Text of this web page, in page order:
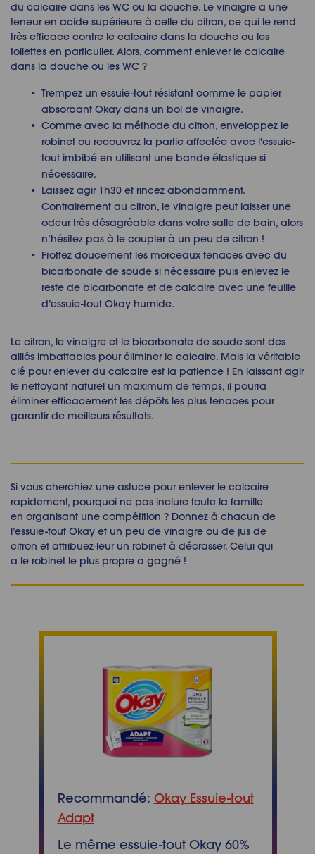
Recommandé: Okay Essuie-tout
Adapt
Le même essuie-tout Okay 60%
du calcaire dans les WC ou la douche. Le vinaigre a une
teneur en acide supérieure à celle du citron, ce qui le rend
très efficace contre le calcaire dans la douche ou les
toilettes en particulier. Alors, comment enlever le calcaire
dans la douche ou les WC ?
Trempez un essuie-tout résistant comme le papier
absorbant Okay dans un bol de vinaigre.
Comme avec la méthode du citron, enveloppez le
robinet ou recouvrez la partie affectée avec l'essuie-
tout imbibé en utilisant une bande élastique si
nécessaire.
Laissez agir 1h30 et rincez abondamment.
Contrairement au citron, le vinaigre peut laisser une
odeur très désagréable dans votre salle de bain, alors
n’hésitez pas à le coupler à un peu de citron !
Frottez doucement les morceaux tenaces avec du
bicarbonate de soude si nécessaire puis enlevez le
reste de bicarbonate et de calcaire avec une feuille
d’essuie-tout Okay humide.
Le citron, le vinaigre et le bicarbonate de soude sont des
alliés imbattables pour éliminer le calcaire. Mais la véritable
clé pour enlever du calcaire est la patience ! En laissant agir
le nettoyant naturel un maximum de temps, il pourra
éliminer efficacement les dépôts les plus tenaces pour
garantir de meilleurs résultats.
Si vous cherchiez une astuce pour enlever le calcaire
rapidement, pourquoi ne pas inclure toute la famille
en organisant une compétition ? Donnez à chacun de
l’essuie-tout Okay et un peu de vinaigre ou de jus de
citron et attribuez-leur un robinet à décrasser. Celui qui
a le robinet le plus propre a gagné !